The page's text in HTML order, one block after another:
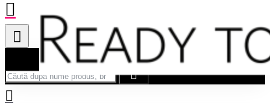
Căută după nume produs, brand...